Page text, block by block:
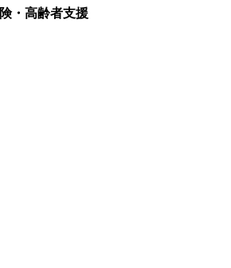
・高齢者支援